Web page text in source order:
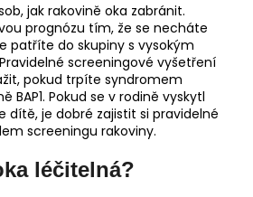
jak rakovině oka zabránit.
prognózu tím, že se necháte
patříte do skupiny s vysokým
screeningové vyšetření
pokud trpíte syndromem
BAP1. Pokud se v rodině vyskytl
je dobré zajistit si pravidelné
screeningu rakoviny.
léčitelná?